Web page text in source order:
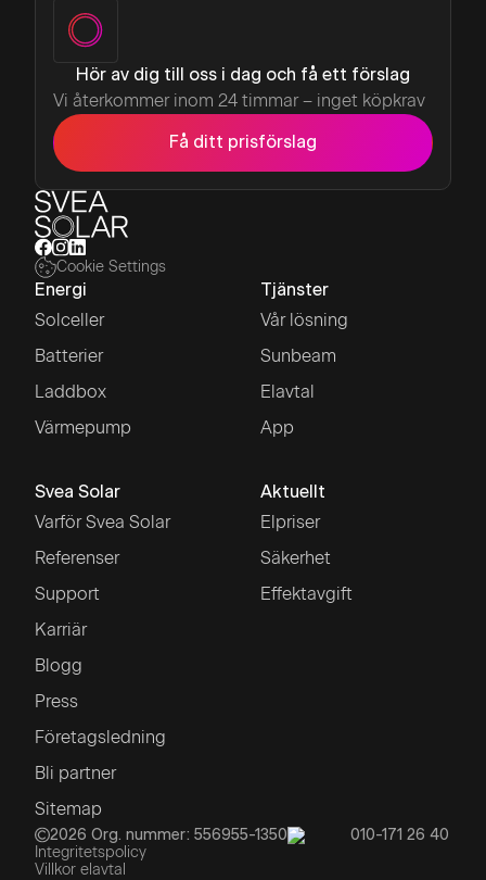
Hör av dig till oss i dag och få ett förslag
Vi återkommer inom 24 timmar – inget köpkrav
Få ditt prisförslag
Cookie Settings
Energi
Solceller
Batterier
Laddbox
Värmepump
Tjänster
Vår lösning
Sunbeam
Elavtal
App
Svea Solar
Varför Svea Solar
Referenser
Support
Karriär
Blogg
Press
Företagsledning
Bli partner
Sitemap
Aktuellt
Elpriser
Säkerhet
Effektavgift
2026 Org. nummer: 556955-1350 010-171 26 40
Integritetspolicy
Villkor elavtal